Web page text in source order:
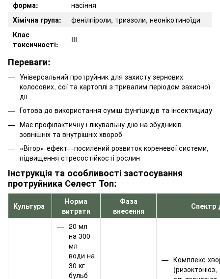
форма:
насіння
Хімічна група:
фенілпіроли, триазоли, неонікотиноїди
Клас
токсичності:
III
Переваги:
Універсальний протруйник для захисту зернових
колосових, сої та картоплі з тривалим періодом захисної
дії
Готова до використання суміш фунгіцидів та інсектициду
Має профілактичну і лікувальну дію на збудників
зовнішніх та внутрішніх хвороб
«Вігор»-ефект—посилений розвиток кореневої системи,
підвищення стресостійкості рослин
Інструкція та особливості застосування
протруйника Селест Топ:
Культура
Норма
витрати
Фаза
внесення
Спектр
20 мл
на 300
мл
води на
30 кг
бульб
Комплекс
(ризоктоніоз,